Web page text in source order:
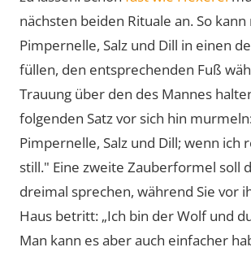
nächsten beiden Rituale an. So kann
Pimpernelle, Salz und Dill in einen
füllen, den entsprechenden Fuß
Trauung über den des Mannes
folgenden Satz vor sich hin
Pimpernelle, Salz und Dill; wenn ich
still." Eine zweite Zauberformel soll
dreimal sprechen, während Sie vor
Haus betritt: „Ich bin der Wolf und
Man kann es aber auch einfacher